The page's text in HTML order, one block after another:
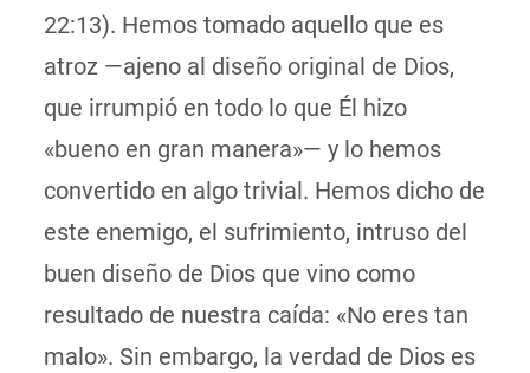
22:13). Hemos tomado aquello que es
atroz —ajeno al diseño original de Dios,
que irrumpió en todo lo que Él hizo
«bueno en gran manera»— y lo hemos
convertido en algo trivial. Hemos dicho de
este enemigo, el sufrimiento, intruso del
buen diseño de Dios que vino como
resultado de nuestra caída: «No eres tan
malo». Sin embargo, la verdad de Dios es